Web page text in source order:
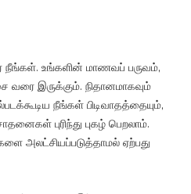
நீங்கள். உங்களின் மாணவப் பருவம்,
இருக்கும். நிதானமாகவும்
நீங்கள் பிடிவாதத்தையும்,
புரிந்து புகழ் பெறலாம்.
அலட்சியப்படுத்தாமல் ஏற்பது